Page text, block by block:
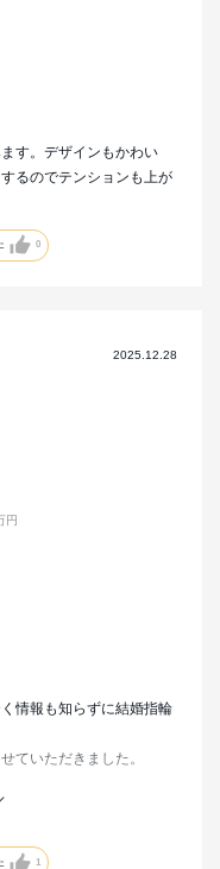
す。デザインもかわい
るのでテンションも上が
0
2025.12.28
円
情報も知らずに結婚指輪
ていただきました。
くないものをつけたとき
1